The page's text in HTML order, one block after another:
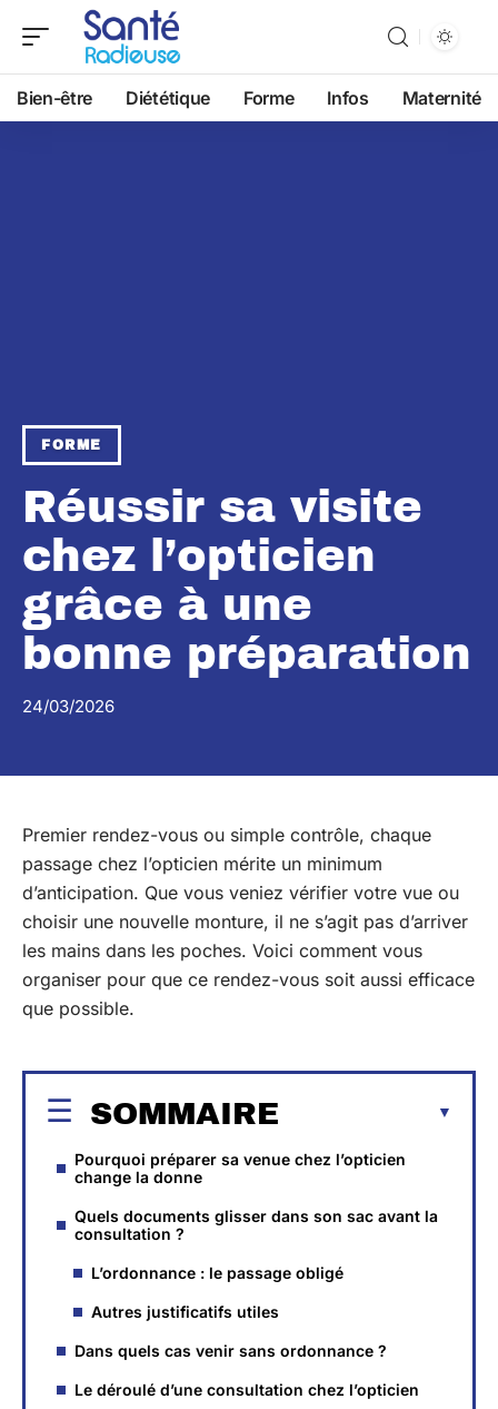
Bien-être Diététique Forme Infos Maternité
FORME
Réussir sa visite
chez l’opticien
grâce à une
bonne préparation
24/03/2026
Premier rendez-vous ou simple contrôle, chaque
passage chez l’opticien mérite un minimum
d’anticipation. Que vous veniez vérifier votre vue ou
choisir une nouvelle monture, il ne s’agit pas d’arriver
les mains dans les poches. Voici comment vous
organiser pour que ce rendez-vous soit aussi efficace
que possible.
SOMMAIRE
Pourquoi préparer sa venue chez l’opticien
change la donne
Quels documents glisser dans son sac avant la
consultation ?
L’ordonnance : le passage obligé
Autres justificatifs utiles
Dans quels cas venir sans ordonnance ?
Le déroulé d’une consultation chez l’opticien